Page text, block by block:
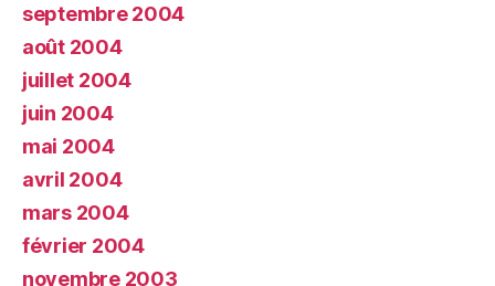
septembre 2004
août 2004
juillet 2004
juin 2004
mai 2004
avril 2004
mars 2004
février 2004
novembre 2003